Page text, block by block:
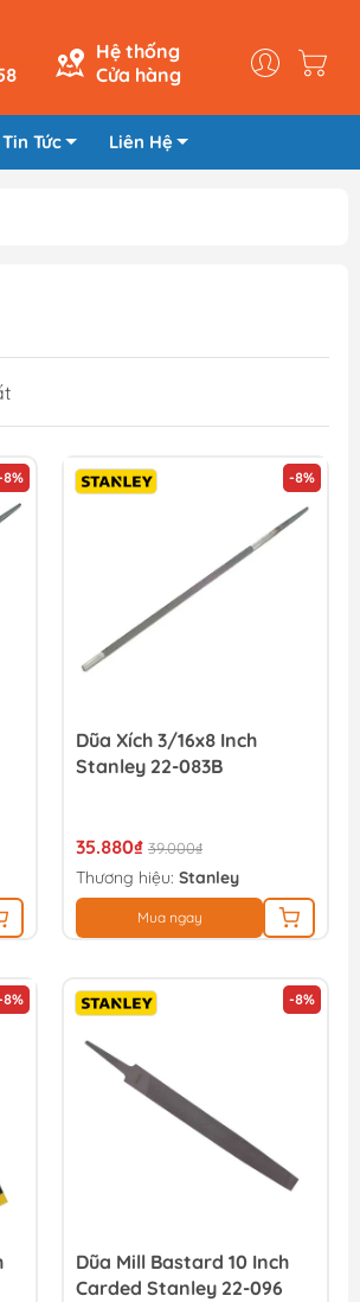
Hệ thống
Cửa hàng
Tin Tức Liên Hệ
8% -8%
Dũa Xích 3/16x8 Inch
Stanley 22-083B
35.880₫ 39.000₫
Thương hiệu: Stanley
Mua ngay
8% -8%
Dũa Mill Bastard 10 Inch
Carded Stanley 22-096